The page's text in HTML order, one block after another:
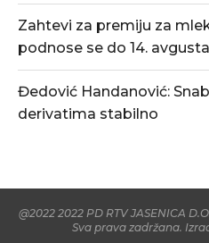
Zahtevi za premiju za
podnose se do 14. avgusta
Đedović Handanović:
derivatima stabilno
@2022 2022 PD RTV JASENICA
Sva prava zadržana.